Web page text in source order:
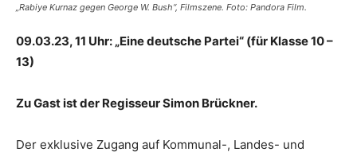
„Rabiye Kurnaz gegen George W. Bush“, Filmszene. Foto: Pandora Film.
09.03.23, 11 Uhr: „Eine deutsche Partei“ (für Klasse 10 –
13)
Zu Gast ist der Regisseur Simon Brückner.
Der exklusive Zugang auf Kommunal-, Landes- und